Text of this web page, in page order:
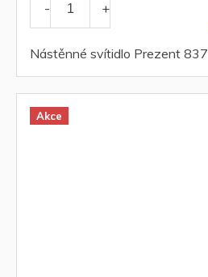
Nástěnné svítidlo Prezent 837
Akce